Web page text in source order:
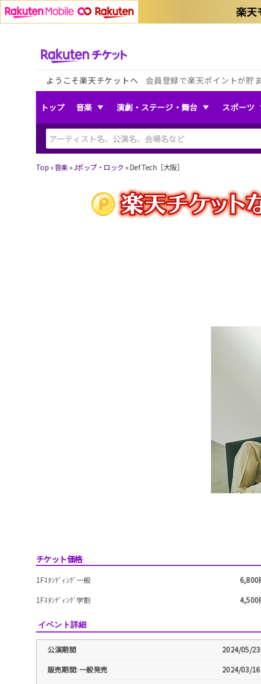
ようこそ楽天チケットへ 会員登録で楽天ポイントが貯
トップ 音楽 演劇・ステージ・舞台 スポーツ
Top »音楽 »Jポップ・ロック »Def Tech［大阪］
チケット価格
1Fｽﾀﾝﾃﾞｨﾝｸﾞ一般
6,800
1Fｽﾀﾝﾃﾞｨﾝｸﾞ学割
4,500
イベント詳細
公演期間
2024/05/
販売期間: 一般発売
2024/03/